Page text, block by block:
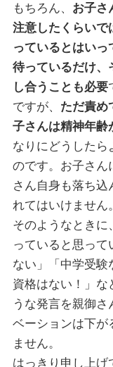
もちろん、 お子さ
注意したくらいで
っているとはい
待っているだけ、
し合うことも必要
ですが、 ただ責め
子さんは精神年齢
なりにどうしたら
のです。お子さん
さん自身も落ち
れてはいけません。
そのようなときに
っていると思っ
ない」「中学受験
資格はない！」な
うな発言を親御
ベーションは下が
ません。
はっきり申し上げ